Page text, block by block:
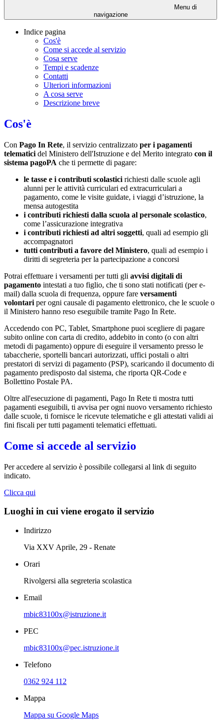
Menu di
navigazione
Indice pagina
Cos'è
Come si accede al servizio
Cosa serve
Tempi e scadenze
Contatti
Ulteriori informazioni
A cosa serve
Descrizione breve
Cos'è
Con Pago In Rete, il servizio centralizzato per i pagamenti
telematici del Ministero dell'Istruzione e del Merito integrato con il
sistema pagoPA che ti permette di pagare:
le tasse e i contributi scolastici richiesti dalle scuole agli
alunni per le attività curriculari ed extracurriculari a
pagamento, come le visite guidate, i viaggi d’istruzione, la
mensa autogestita
i contributi richiesti dalla scuola al personale scolastico,
come l’assicurazione integrativa
i contributi richiesti ad altri soggetti, quali ad esempio gli
accompagnatori
tutti contributi a favore del Ministero, quali ad esempio i
diritti di segreteria per la partecipazione a concorsi
Potrai effettuare i versamenti per tutti gli avvisi digitali di
pagamento intestati a tuo figlio, che ti sono stati notificati (per e-
mail) dalla scuola di frequenza, oppure fare versamenti
volontari per ogni causale di pagamento elettronico, che le scuole o
il Ministero hanno reso eseguibile tramite Pago In Rete.
Accedendo con PC, Tablet, Smartphone puoi scegliere di pagare
subito online con carta di credito, addebito in conto (o con altri
metodi di pagamento) oppure di eseguire il versamento presso le
tabaccherie, sportelli bancari autorizzati, uffici postali o altri
prestatori di servizi di pagamento (PSP), scaricando il documento di
pagamento predisposto dal sistema, che riporta QR-Code e
Bollettino Postale PA.
Oltre all'esecuzione di pagamenti, Pago In Rete ti mostra tutti
pagamenti eseguibili, ti avvisa per ogni nuovo versamento richiesto
dalle scuole, ti fornisce le ricevute telematiche e gli attestati validi ai
fini fiscali per tutti pagamenti telematici effettuati.
Come si accede al servizio
Per accedere al servizio è possibile collegarsi al link di seguito
indicato.
Clicca qui
Luoghi in cui viene erogato il servizio
Indirizzo
Via XXV Aprile, 29 - Renate
Orari
Rivolgersi alla segreteria scolastica
Email
mbic83100x@istruzione.it
PEC
mbic83100x@pec.istruzione.it
Telefono
0362 924 112
Mappa
Mappa su Google Maps